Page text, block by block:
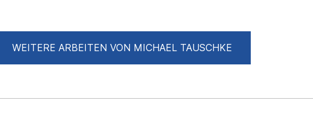
WEITERE ARBEITEN VON MICHAEL TAUSCHKE